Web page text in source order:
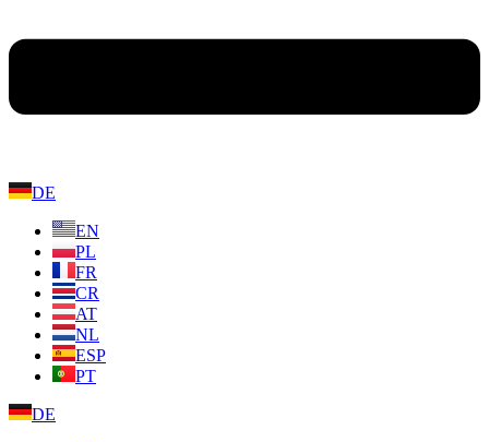
DE
EN
PL
FR
CR
AT
NL
ESP
PT
DE